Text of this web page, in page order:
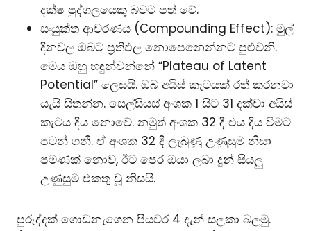
දක්ෂ පුද්ගලයෙකු බවට පත් වේ.
සංයුක්ත ආචරණය (Compounding Effect): මුල්
දිනවල ඔබට ප්‍රතිඵල නොපෙනෙන්නට පුළුවනි.
මෙය ඔහු හඳුන්වන්නේ “Plateau of Latent
Potential” ලෙසයි. ඔබ අයිස් කැටයක් රත් කරනවා
යැයි සිතන්න. සෙල්සියස් අංශක 1 සිට 31 දක්වා අයිස්
කැටය දිය නොවේ. නමුත් අංශක 32 දී එය දිය වීමට
පටන් ගනී. ඒ අංශක 32 දී ලැබුණු උණුසුම නිසා
පමණක් නොව, ඊට පෙර ඔයා ලබා දුන් සියලු
උණුසුම එකතු වූ නිසයි.
පුරුද්දක් ගොඩනැගෙන පියවර 4 දැන් සලකා බලමු.